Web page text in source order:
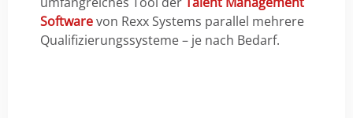
Softwarevon Rexx Systems parallel mehrere
Qualifizierungssysteme – je nach Bedarf.